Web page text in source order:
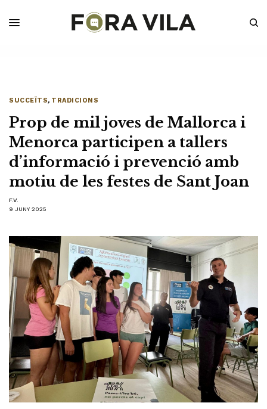
SUCCEÏTS, TRADICIONS
Prop de mil joves de Mallorca i
Menorca participen a tallers
d’informació i prevenció amb
motiu de les festes de Sant Joan
F.V.
9 JUNY 2025